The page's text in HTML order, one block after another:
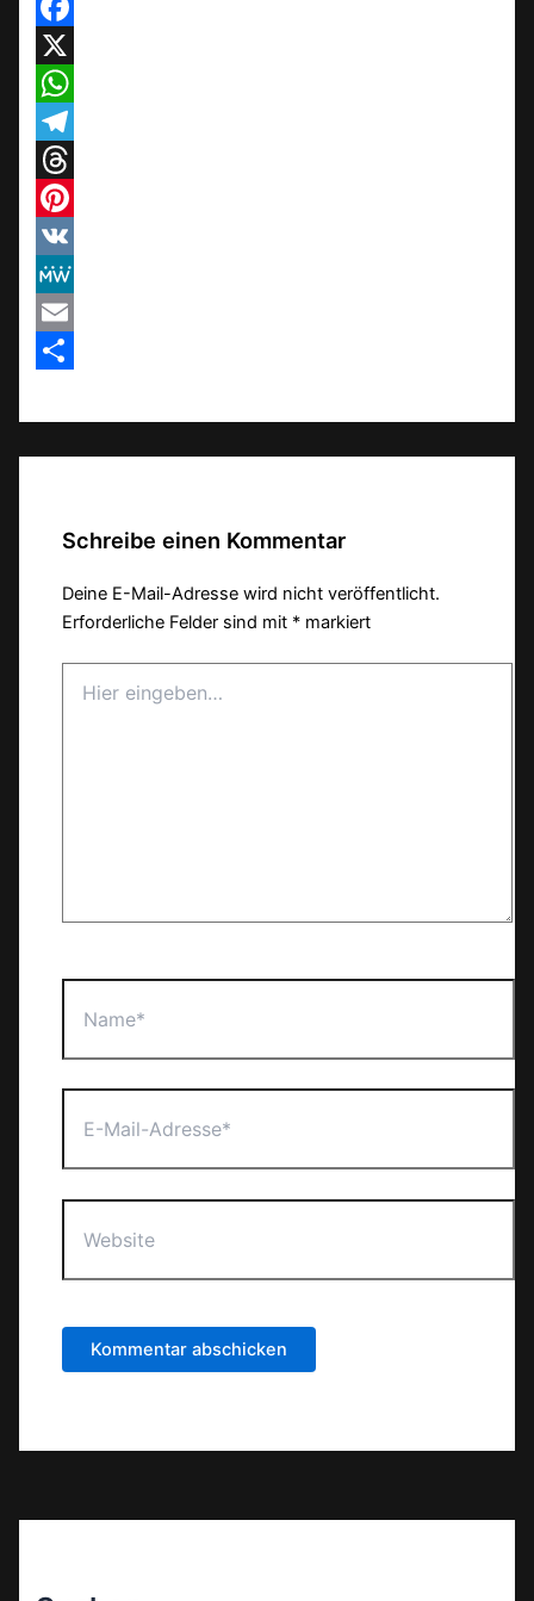
Facebook
X
WhatsApp
Telegram
Threads
Pinterest
VK
MeWe
Email
Schreibe einen Kommentar
Deine E-Mail-Adresse wird nicht veröffentlicht.
Erforderliche Felder sind mit * markiert
eingeben…
Mail-